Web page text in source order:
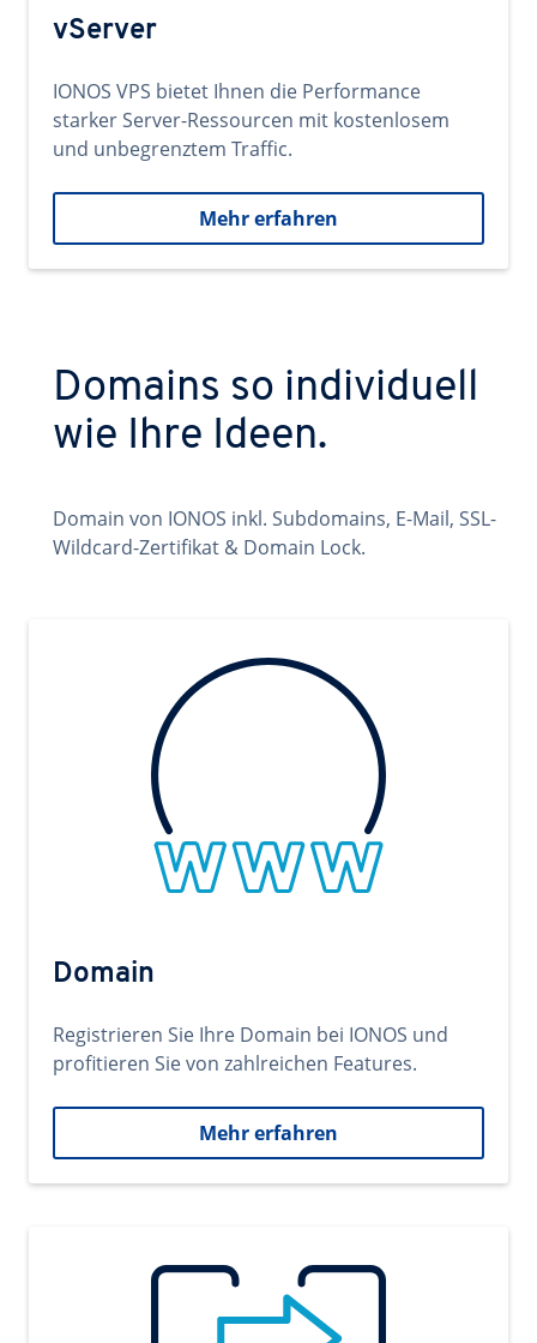
vServer
IONOS VPS bietet Ihnen die Performance
starker Server-Ressourcen mit kostenlosem
und unbegrenztem Traffic.
Mehr erfahren
Domains so individuell
wie Ihre Ideen.
Domain von IONOS inkl. Subdomains, E-Mail, SSL-
Wildcard-Zertifikat & Domain Lock.
Domain
Registrieren Sie Ihre Domain bei IONOS und
profitieren Sie von zahlreichen Features.
Mehr erfahren